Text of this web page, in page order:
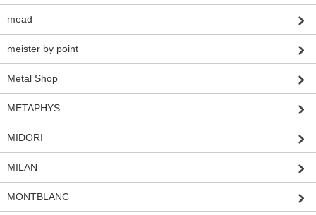
mead
meister by point
Metal Shop
METAPHYS
MIDORI
MILAN
MONTBLANC